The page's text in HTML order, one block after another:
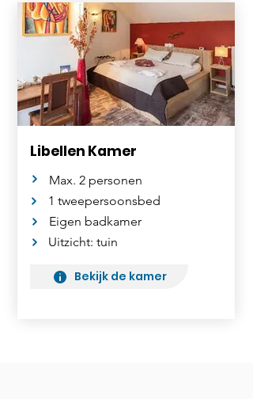
Libellen Kamer
Max. 2 personen
1 tweepersoonsbed
Eigen badkamer
Uitzicht: tuin
Bekijk de kamer